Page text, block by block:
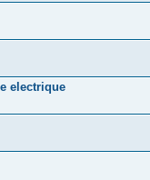
electrique